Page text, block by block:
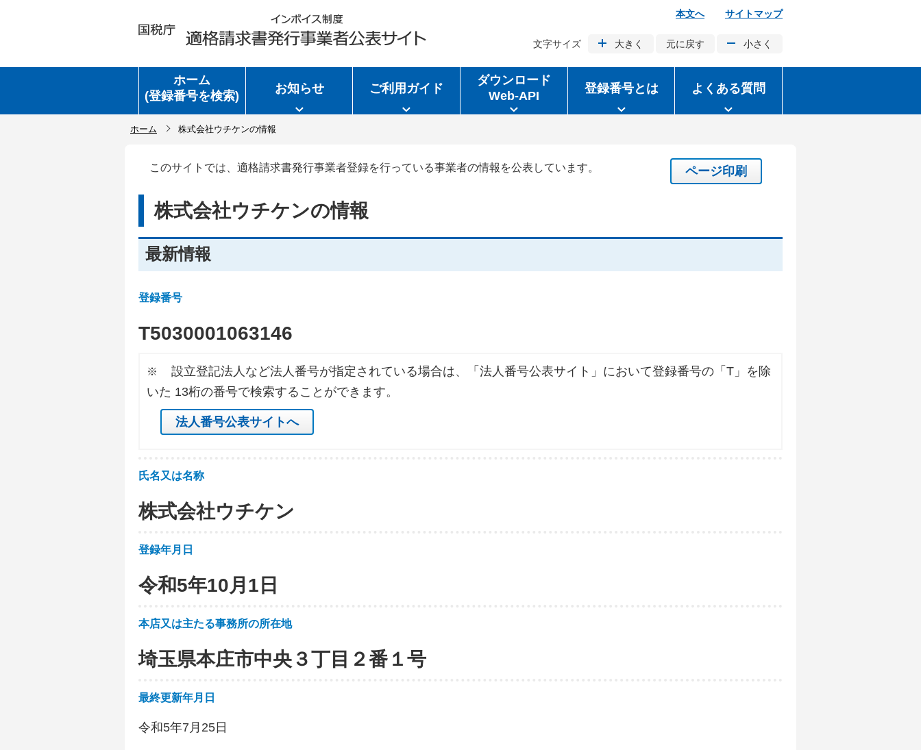
本文へ サイトマップ
文字サイズ 大きく 元に戻す 小さく
ホーム
(登録番号を検索)
お知らせ ご利用ガイド
ダウンロード
Web-API
登録番号とは よくある質問
ホーム 株式会社ウチケンの情報
このサイトでは、適格請求書発行事業者登録を行っている事業者の情報を公表しています。 ページ印刷
株式会社ウチケンの情報
最新情報
登録番号
T5030001063146
※
設立登記法人など法人番号が指定されている場合は、「法人番号公表サイト」において登録番号の「T」を除
いた 13桁の番号で検索することができます。
法人番号公表サイトへ
氏名又は名称
株式会社ウチケン
登録年月日
令和5年10月1日
本店又は主たる事務所の所在地
埼玉県本庄市中央３丁目２番１号
最終更新年月日
令和5年7月25日